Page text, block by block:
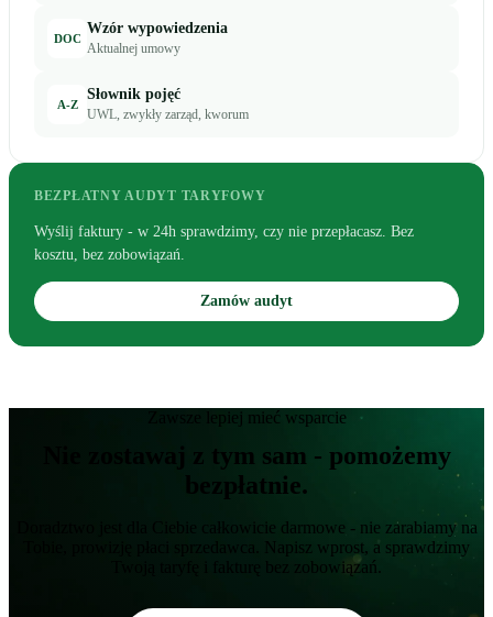
DOC
Wzór wypowiedzenia
Aktualnej umowy
A-Z
Słownik pojęć
UWL, zwykły zarząd, kworum
BEZPŁATNY AUDYT TARYFOWY
Wyślij faktury - w 24h sprawdzimy, czy nie przepłacasz. Bez
kosztu, bez zobowiązań.
Zamów audyt
Zawsze lepiej mieć wsparcie
Nie zostawaj z tym sam - pomożemy
bezpłatnie.
Doradztwo jest dla Ciebie całkowicie darmowe - nie zarabiamy na
Tobie, prowizję płaci sprzedawca. Napisz wprost, a sprawdzimy
Twoją taryfę i fakturę bez zobowiązań.